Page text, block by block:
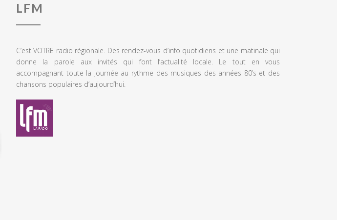
LFM
C’est VOTRE radio régionale. Des rendez-vous d’info quotidiens et une matinale qui
donne la parole aux invités qui font l’actualité locale. Le tout en vous
accompagnant toute la journée au rythme des musiques des années 80’s et des
chansons populaires d’aujourd’hui.